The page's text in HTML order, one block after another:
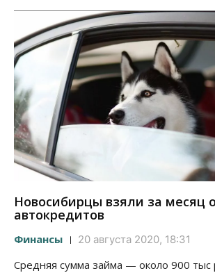
Новосибирцы взяли за месяц
автокредитов
Финансы 20 августа 2020, 18:31
Средняя сумма займа — около 900 тыс